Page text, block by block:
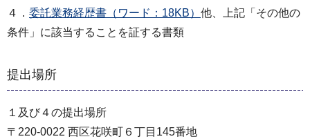
４． 委託業務経歴書（ワード：18KB） 他、上記「その他の
条件」に該当することを証する書類
提出場所
１及び４の提出場所
〒220-0022 西区花咲町６丁目145番地